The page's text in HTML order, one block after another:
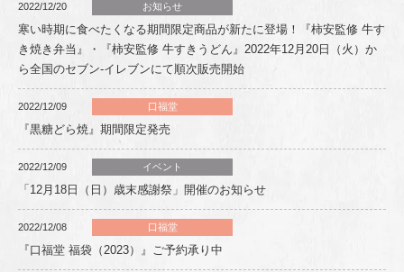
2022/12/20 お知らせ
寒い時期に食べたくなる期間限定商品が新たに登場！『柿安監修 牛す
き焼き弁当』・『柿安監修 牛すきうどん』2022年12月20日（火）か
ら全国のセブン‐イレブンにて順次販売開始
2022/12/09 口福堂
『黒糖どら焼』期間限定発売
2022/12/09 イベント
「12月18日（日）歳末感謝祭」開催のお知らせ
2022/12/08 口福堂
『口福堂 福袋（2023）』ご予約承り中